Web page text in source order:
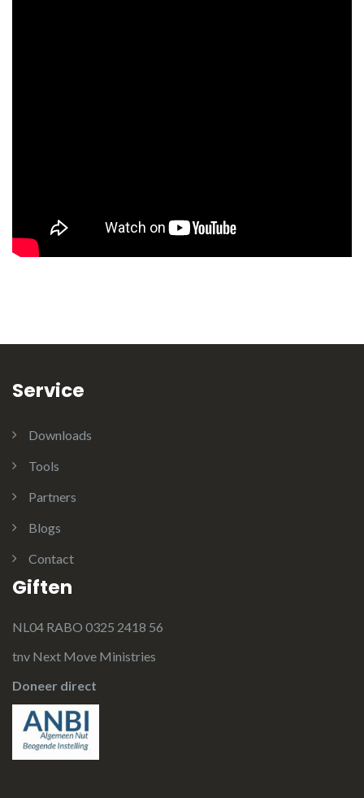
Service
Downloads
Tools
Partners
Blogs
Contact
Giften
NL04 RABO 0325 2418 56
tnv Next Move Ministries
Doneer direct